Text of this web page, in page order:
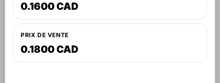
0.1600 CAD
PRIX DE VENTE
0.1800 CAD